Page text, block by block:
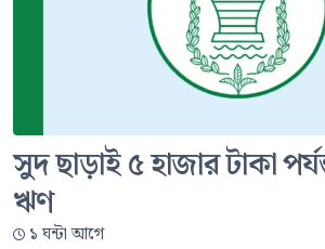
সুদ ছাড়াই ৫ হাজার টাকা
ঋণ
১ ঘন্টা আগে